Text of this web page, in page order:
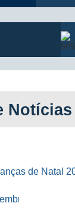
Notícias